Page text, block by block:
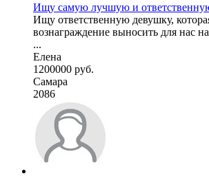
Ищу самую лучшую и
Ищу ответственную девушку,
вознаграждение выносить для нас
...
Елена
1200000 руб.
Самара
2086